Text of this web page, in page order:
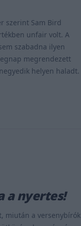
szerint Sam Bird
unfair volt. A
szabadna ilyen
megrendezett
helyen haladt.
a nyertes!
miután a versenybírók